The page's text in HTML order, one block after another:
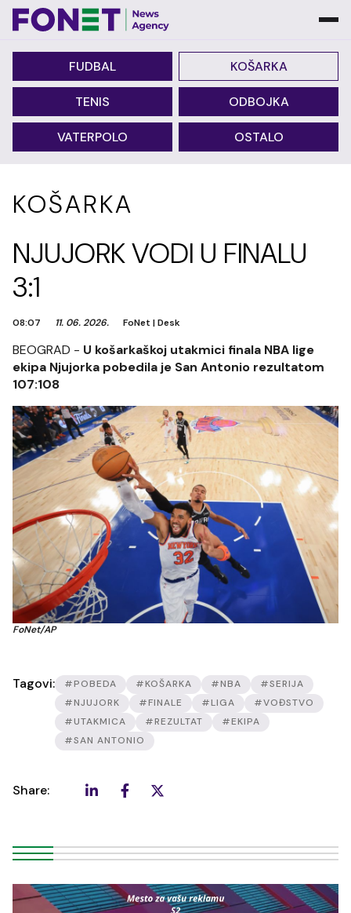
FUDBAL KOŠARKA
TENIS ODBOJKA
VATERPOLO OSTALO
KOŠARKA
NJUJORK VODI U FINALU
3:1
08:07 11. 06. 2026. FoNet |Desk
BEOGRAD - U košarkaškoj utakmici finala NBA lige
ekipa Njujorka pobedila je San Antonio rezultatom
107:108
FoNet/AP
Tagovi: #POBEDA #KOŠARKA #NBA
#SERIJA
#NJUJORK
#FINALE #LIGA
#VOĐSTVO
#UTAKMICA
#REZULTAT
#EKIPA
#SAN ANTONIO
Share: